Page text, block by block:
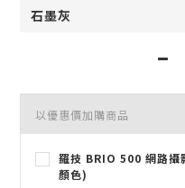
以優惠價加購商品
羅技 BRIO 500 網路
顏色)